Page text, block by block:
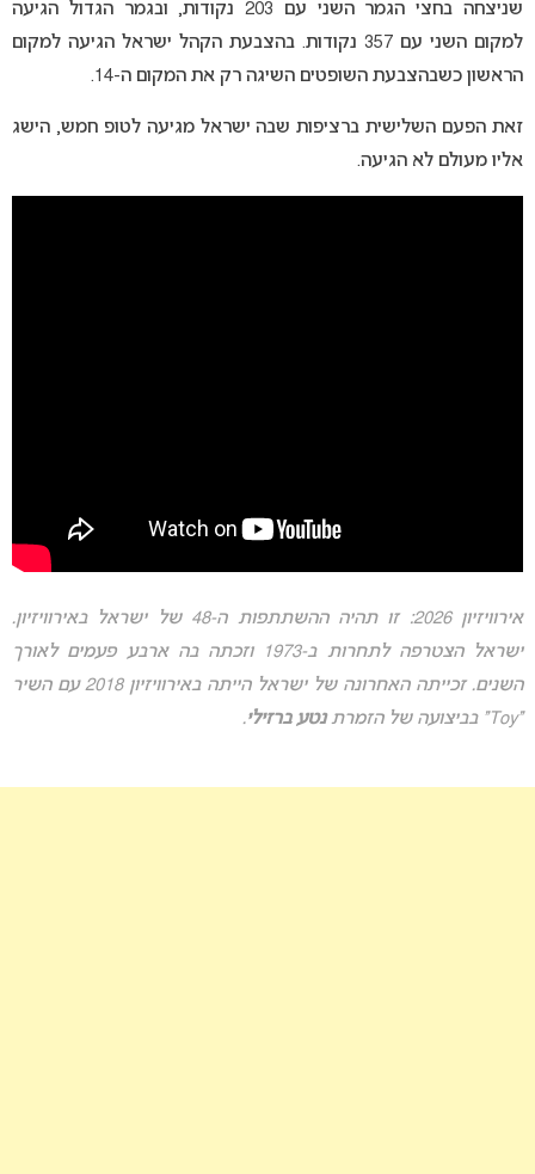
שניצחה בחצי הגמר השני עם 203 נקודות, ובגמר הגדול הגיעה
למקום השני עם 357 נקודות. בהצבעת הקהל ישראל הגיעה למקום
הראשון כשבהצבעת השופטים השיגה רק את המקום ה-14.
זאת הפעם השלישית ברציפות שבה ישראל מגיעה לטופ חמש, הישג
אליו מעולם לא הגיעה.
אירוויזיון 2026: זו תהיה ההשתתפות ה-48 של ישראל באירוויזיון.
ישראל הצטרפה לתחרות ב-1973 וזכתה בה ארבע פעמים לאורך
השנים. זכייתה האחרונה של ישראל הייתה באירוויזיון 2018 עם השיר
“Toy” בביצועה של הזמרת
נטע ברזילי.